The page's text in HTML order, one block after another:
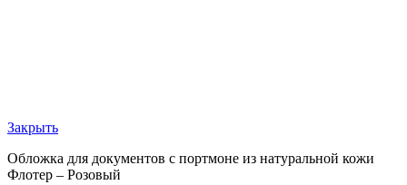
Закрыть
Обложка для документов с портмоне из натуральной кожи
Флотер – Розовый